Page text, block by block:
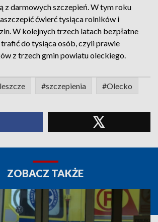
z darmowych szczepień. W tym roku
ćwierć tysiąca rolników i
W kolejnych trzech latach bezpłatne
do tysiąca osób, czyli prawie
z trzech gmin powiatu oleckiego.
#szczepienia #Olecko
ZOBACZ TAKŻE